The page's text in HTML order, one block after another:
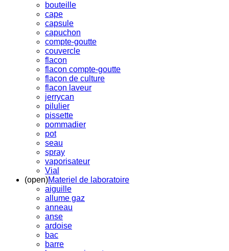
bouteille
cape
capsule
capuchon
compte-goutte
couvercle
flacon
flacon compte-goutte
flacon de culture
flacon laveur
jerrycan
pilulier
pissette
pommadier
pot
seau
spray
vaporisateur
Vial
(open)Materiel de laboratoire
aiguille
allume gaz
anneau
anse
ardoise
bac
barre